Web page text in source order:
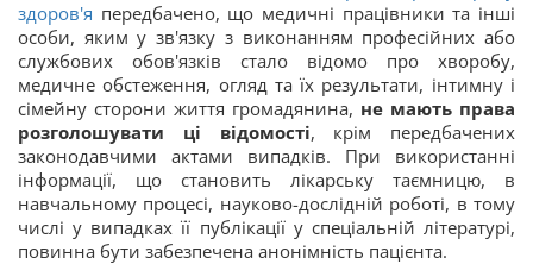
здоров'я передбачено, що медичні працівники та інші
особи, яким у зв'язку з виконанням професійних або
службових обов'язків стало відомо про хворобу,
медичне обстеження, огляд та їх результати, інтимну і
сімейну сторони життя громадянина, не мають права
розголошувати ці відомості, крім передбачених
законодавчими актами випадків. При використанні
інформації, що становить лікарську таємницю, в
навчальному процесі, науково-дослідній роботі, в тому
числі у випадках її публікації у спеціальній літературі,
повинна бути забезпечена анонімність пацієнта.